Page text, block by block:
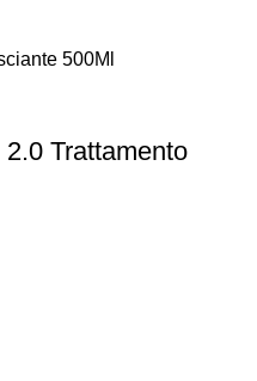
Trattamento